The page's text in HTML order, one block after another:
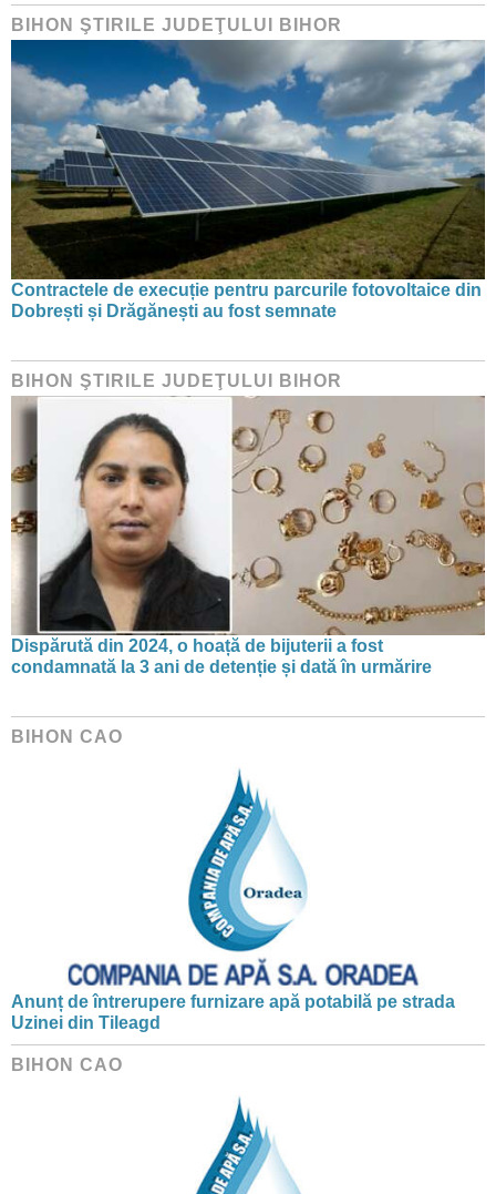
BIHON ŞTIRILE JUDEŢULUI BIHOR
Contractele de execuție pentru parcurile fotovoltaice din
Dobrești și Drăgănești au fost semnate
BIHON ŞTIRILE JUDEŢULUI BIHOR
Dispărută din 2024, o hoață de bijuterii a fost
condamnată la 3 ani de detenție și dată în urmărire
BIHON CAO
Anunț de întrerupere furnizare apă potabilă pe strada
Uzinei din Tileagd
BIHON CAO